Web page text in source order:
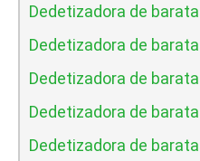
Dedetizadora de
Dedetizadora de
Dedetizadora de
Dedetizadora de
Dedetizadora de